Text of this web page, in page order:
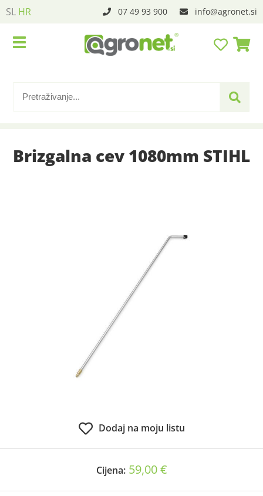
SL HR 07 49 93 900 info agronet.si
Brizgalna cev 1080mm STIHL
Dodaj na moju listu
Cijena: 59,00 €